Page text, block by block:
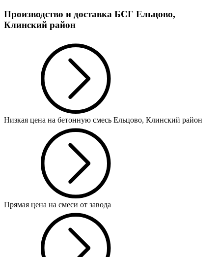
Производство и доставка БСГ Ельцово,
Клинский район
Низкая цена на бетонную смесь Ельцово, Клинский район
Прямая цена на смеси от завода